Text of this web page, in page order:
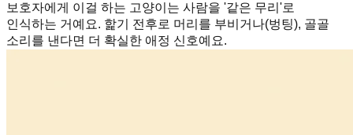
보호자에게 이걸 하는 고양이는 사람을 '같은 무리'로
인식하는 거예요. 핥기 전후로 머리를 부비거나(벙팅), 골골
소리를 낸다면 더 확실한 애정 신호예요.